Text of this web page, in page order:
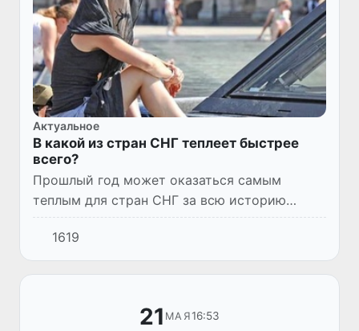
Актуальное
В какой из стран СНГ теплеет быстрее
всего?
Прошлый год может оказаться самым
теплым для стран СНГ за всю историю
наблюдений. Как сообщили в Росгидромете,
средняя температура на этой территории
превысила норму на 2,88°С.
1619
21 МАЯ16:53